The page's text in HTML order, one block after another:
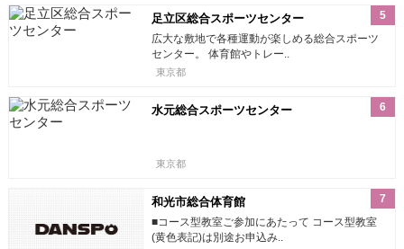
5
足立区総合スポーツセンター
広大な敷地で各種運動が楽しめる総合スポーツ
センター。 体育館やトレー..
東京都
6
水元総合スポーツセンター
東京都
7
和光市総合体育館
■コース型教室ご参加にあたって コース型教室
(黄色表記)は別途お申込み..